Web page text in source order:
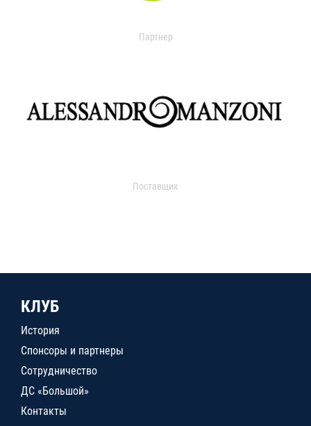
Партнер
Поставщик
КЛУБ
История
Спонсоры и партнеры
Сотрудничество
ДС «Большой»
Контакты